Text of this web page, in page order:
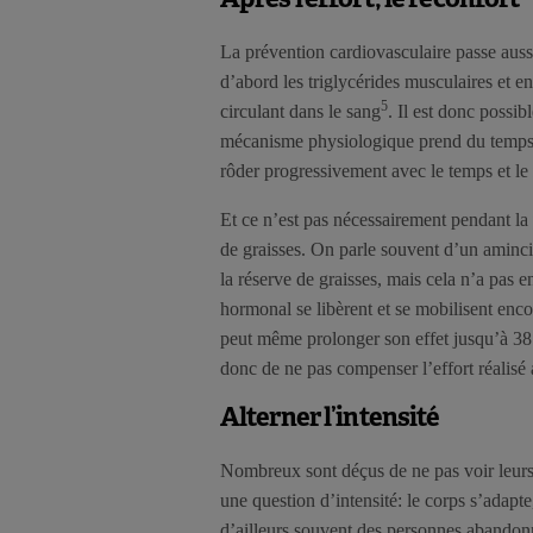
La prévention cardiovasculaire passe
d’abord les triglycérides musculaires et
circulant dans le sang5. Il est donc
mécanisme physiologique prend du
rôder progressivement avec le temps et
Et ce n’est pas nécessairement pendant
de graisses. On parle souvent d’un
la réserve de graisses, mais cela n’a pas
hormonal se libèrent et se mobilisent
peut même prolonger son effet jusqu’à
donc de ne pas compenser l’effort
Alterner l’intensité
Nombreux sont déçus de ne pas voir
une question d’intensité: le corps